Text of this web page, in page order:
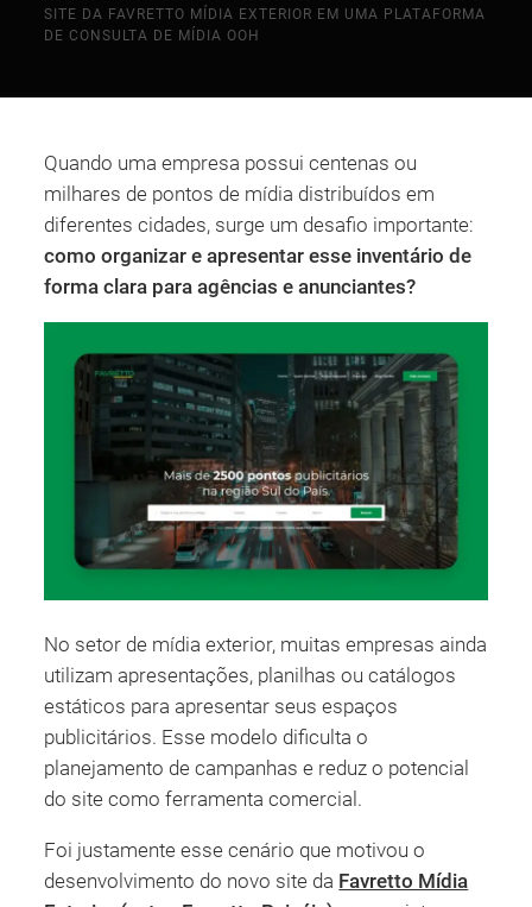
SITE DA FAVRETTO MÍDIA EXTERIOR EM UMA PLATAFORMA
DE CONSULTA DE MÍDIA OOH
Quando uma empresa possui centenas ou
milhares de pontos de mídia distribuídos em
diferentes cidades, surge um desafio importante:
como organizar e apresentar esse inventário de
forma clara para agências e anunciantes?
No setor de mídia exterior, muitas empresas ainda
utilizam apresentações, planilhas ou catálogos
estáticos para apresentar seus espaços
publicitários. Esse modelo dificulta o
planejamento de campanhas e reduz o potencial
do site como ferramenta comercial.
Foi justamente esse cenário que motivou o
desenvolvimento do novo site da Favretto Mídia